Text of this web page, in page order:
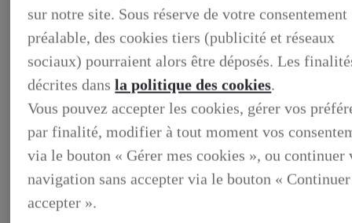
BUSINESS
DECOUVREZ NOS SOLUTIONS DEDIEES AUX
PROFESSIONNELS
BUSINESS, DECOUVREZ NOS SOLUTIONS DEDIEES
AUX PROFESSIONNELS
VOTRE LEXUS
Entretien du vehicule
sur notre site. Sous réserve de votre consentement
préalable, des cookies tiers (publicité et réseaux
sociaux) pourraient alors être déposés. Les
décrites dansla politique des cookies.
Vous pouvez accepter les cookies, gérer vos
par finalité, modifier à tout moment vos
via le bouton « Gérer mes cookies », ou continuer
navigation sans accepter via le bouton « Continuer
accepter ».